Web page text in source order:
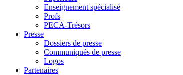
Enseignement spécialisé
Profs
PECA-Trésors
Presse
Dossiers de presse
Communiqués de presse
Logos
Partenaires